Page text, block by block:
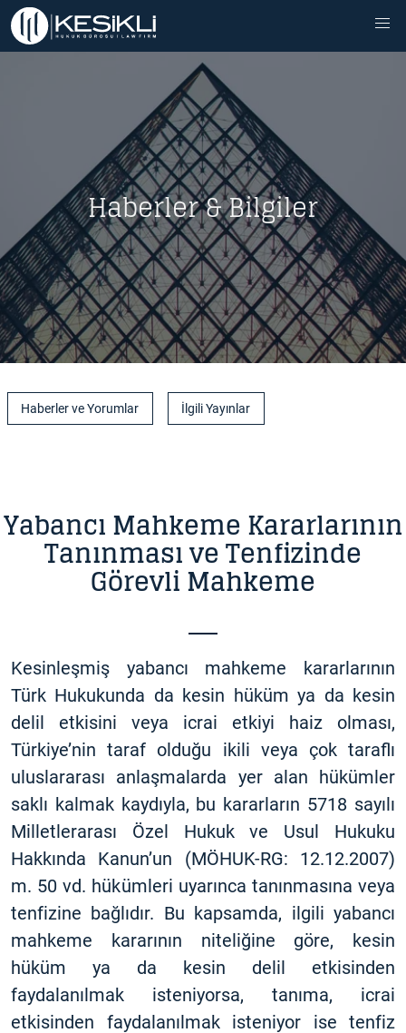
Haberler & Bilgiler
Haberler ve Yorumlar İlgili Yayınlar
Yabancı Mahkeme Kararlarının
Tanınması ve Tenfizinde
Görevli Mahkeme
Kesinleşmiş yabancı mahkeme kararlarının
Türk Hukukunda da kesin hüküm ya da kesin
delil etkisini veya icrai etkiyi haiz olması,
Türkiye’nin taraf olduğu ikili veya çok taraflı
uluslararası anlaşmalarda yer alan hükümler
saklı kalmak kaydıyla, bu kararların 5718 sayılı
Milletlerarası Özel Hukuk ve Usul Hukuku
Hakkında Kanun’un (MÖHUK-RG: 12.12.2007)
m. 50 vd. hükümleri uyarınca tanınmasına veya
tenfizine bağlıdır. Bu kapsamda, ilgili yabancı
mahkeme kararının niteliğine göre, kesin
hüküm ya da kesin delil etkisinden
faydalanılmak isteniyorsa, tanıma, icrai
etkisinden faydalanılmak isteniyor ise tenfiz